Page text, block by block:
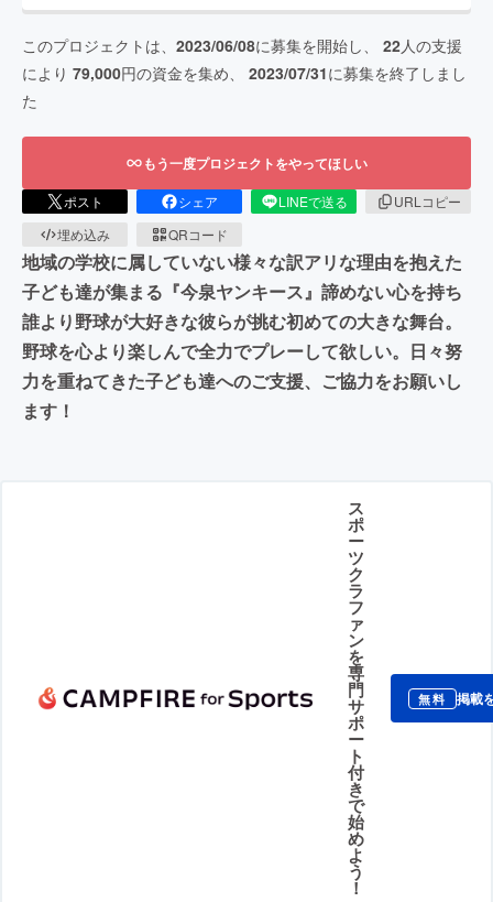
このプロジェクトは、 2023/06/08に募集を開始し、 22人の支援
により 79,000円の資金を集め、 2023/07/31に募集を終了しまし
た
もう一度プロジェクトをやってほしい
ポスト シェア LINEで送る
URLコピー
埋め込み
QRコード
地域の学校に属していない様々な訳アリな理由を抱えた
子ども達が集まる『今泉ヤンキース』諦めない心を持ち
誰より野球が大好きな彼らが挑む初めての大きな舞台。
野球を心より楽しんで全力でプレーして欲しい。日々努
力を重ねてきた子ども達へのご支援、ご協力をお願いし
ます！
ス
ポ
ー
ツ
ク
ラ
フ
ァ
ン
を
専
門
サ
ポ
ー
ト
付
き
で
始
め
よ
う
！
無料 掲載